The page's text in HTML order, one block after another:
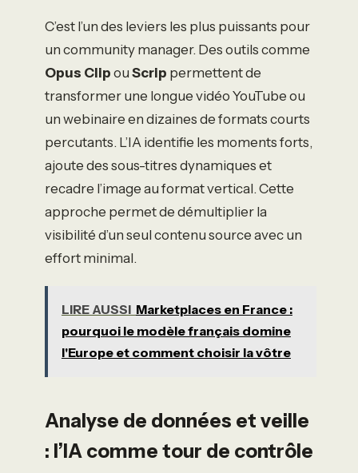
C’est l’un des leviers les plus puissants pour
un community manager. Des outils comme
Opus Clip ou Scrip permettent de
transformer une longue vidéo YouTube ou
un webinaire en dizaines de formats courts
percutants. L’IA identifie les moments forts,
ajoute des sous-titres dynamiques et
recadre l’image au format vertical. Cette
approche permet de démultiplier la
visibilité d’un seul contenu source avec un
effort minimal.
LIRE AUSSI Marketplaces en France :
pourquoi le modèle français domine
l'Europe et comment choisir la vôtre
Analyse de données et veille
: l’IA comme tour de contrôle